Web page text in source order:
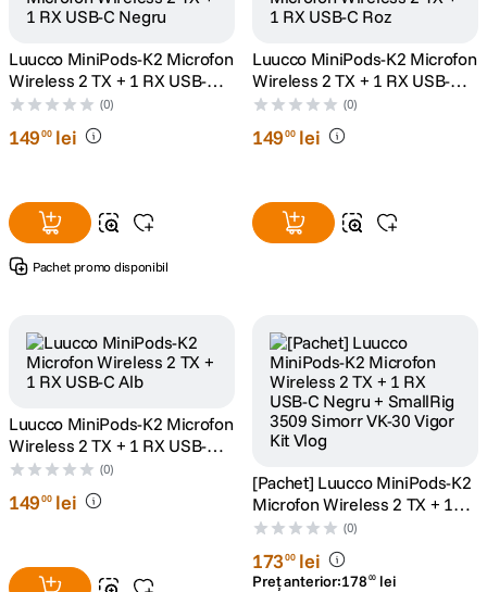
7 sony fx
8. card memorie
9.
Luucco MiniPods-K2 Microfon
Wireless 2 TX + 1 RX USB-C
Negru
(0)
14900 lei
Pachet promo disponibil
Luucco MiniPods-K2 Microfon
Wireless 2 TX + 1 RX USB-C
Roz
(0)
14900 lei
Luucco MiniPods-K2 Microfon
Wireless 2 TX + 1 RX USB-C
Alb
(0)
14900 lei
[Pachet] Luucco MiniPods-K2
Microfon Wireless 2 TX + 1
RX USB-C Negru + SmallRig
3509 Simorr VK-30 Vigor Kit
Vlog
(0)
17300 lei
Preț anterior:178 00 lei